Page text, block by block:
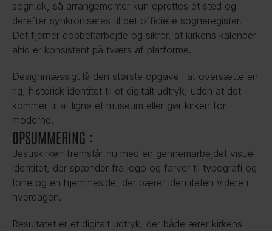
sogn.dk, så arrangementer kun oprettes ét sted og
derefter synkroniseres til det officielle sogneregister.
Det fjerner dobbeltarbejde og sikrer, at kirkens kalender
altid er konsistent på tværs af platforme.
Designmæssigt lå den største opgave i at oversætte en
rig, historisk identitet til et digitalt udtryk, uden at det
kommer til at ligne et museum eller gør kirken for
moderne.
OPSUMMERING :
Jesuskirken fremstår nu med en gennemarbejdet visuel
identitet, der spænder fra logo og farver til typografi og
tone og en hjemmeside, der bærer identiteten videre i
hverdagen.
Resultatet er et digitalt udtryk, der både ærer kirkens